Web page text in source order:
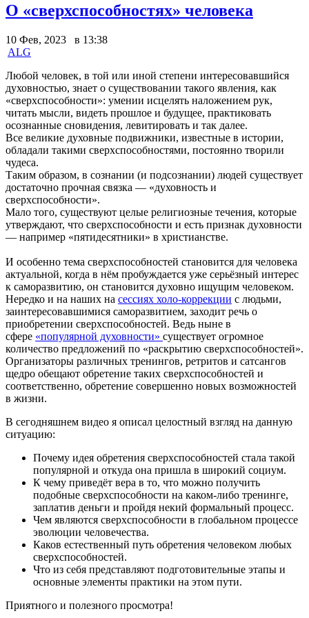
О «сверхспособностях» человека
10 Фев, 2023 в 13:38
ALG
Любой человек, в той или иной степени интересовавшийся
духовностью, знает о существовании такого явления, как
«сверхспособности»: умении исцелять наложением рук,
читать мысли, видеть прошлое и будущее, практиковать
осознанные сновидения, левитировать и так далее.
Все великие духовные подвижники, известные в истории,
обладали такими сверхспособностями, постоянно творили
чудеса.
Таким образом, в сознании (и подсознании) людей существует
достаточно прочная связка — «духовность и
сверхспособности».
Мало того, существуют целые религиозные течения, которые
утверждают, что сверхспособности и есть признак духовности
— например «пятидесятники» в христианстве.
И особенно тема сверхспособностей становится для человека
актуальной, когда в нём пробуждается уже серьёзный интерес
к саморазвитию, он становится духовно ищущим человеком.
Нередко и на наших на сессиях холо-коррекции с людьми,
заинтересовавшимися саморазвитием, заходит речь о
приобретении сверхспособностей. Ведь ныне в
сфере «популярной духовности» существует огромное
количество предложений по «раскрытию сверхспособностей».
Организаторы различных тренингов, ретритов и сатсангов
щедро обещают обретение таких сверхспособностей и
соответственно, обретение совершенно новых возможностей
в жизни.
В сегодняшнем видео я описал целостный взгляд на данную
ситуацию:
Почему идея обретения сверхспособностей стала такой
популярной и откуда она пришла в широкий социум.
К чему приведёт вера в то, что можно получить
подобные сверхспособности на каком-либо тренинге,
заплатив деньги и пройдя некий формальный процесс.
Чем являются сверхспособности в глобальном процессе
эволюции человечества.
Каков естественный путь обретения человеком любых
сверхспособностей.
Что из себя представляют подготовительные этапы и
основные элементы практики на этом пути.
Приятного и полезного просмотра!